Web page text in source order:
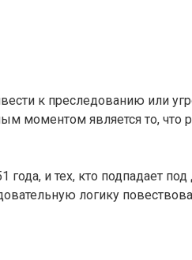
к преследованию или
моментом является то, что
и тех, кто подпадает
логику